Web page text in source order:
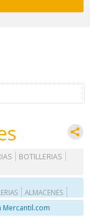
BOTILLERIAS
ALMACENES
Mercantil.com